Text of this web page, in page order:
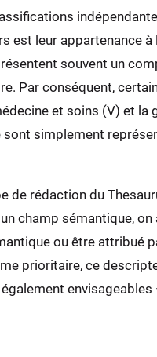
leur appartenance
souvent un
Par conséquent,
et soins (V) et
simplement
de rédaction du
champ sémantique,
ou être attribué
prioritaire, ce
envisageables